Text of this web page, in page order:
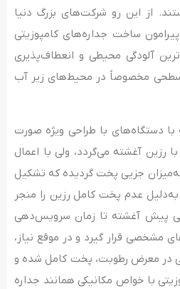
از این رو شرکت‌­های بزرگ دنیا
ساخت جداره‌­های کامپوزیتی
آلودگی محیطی و انعطاف‌پذیری
سطحی مخصوصاً در محیط­‌های زیر آب
دستگاه‌های با طراحی ویژه صورت
رزین آغشته می‌گردد، ولی با اعمال
جزیی پخت گردیده که تشکیل
عدم پخت کامل رزین را منجر
پیش آغشته تا زمان سرویس‌دهی
مشخصی قرار گیرد و در موقع نیاز،
در معرض رطوبت، پخت کامل‌ شده و
با خواص مکانیکی همانند جداره­‌